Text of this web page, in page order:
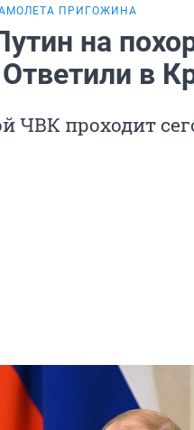
ПРИГОЖИНА
на
в
ЧВК проходит